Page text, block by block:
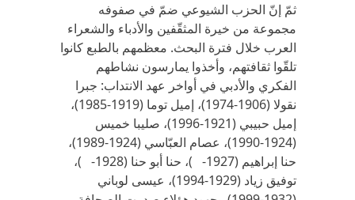
ثمّ إنّ الحزب الشيوعي ضمّ في صفوفه
مجموعة من خيرة المثقّفين والأدباء والشعراء
العرب خلال فترة البحث. معظمهم بالطبع كانوا
تلقّوا ثقافتهم، وأخذوا يمارسون نشاطهم
الفكري والأدبي في أواخر عهد الانتداب: جبرا
نقولا (1906-1974)، إميل توما (1919-1985)،
إميل حبيبي (1921-1996)، صليبا خميس
(1924-1990)، عصام العبّاسي (1924-1989)،
حنا إبراهيم (1927- )، حنا أبو حنا (1928- )،
توفيق زياد (1929-1994)، عيسى لوباني